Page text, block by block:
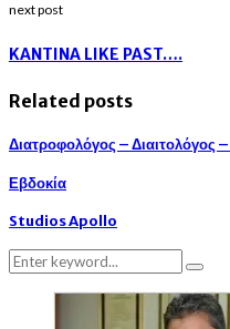
next post
KANTINA LIKE PAST….
Related posts
Διατροφολόγος – Διαιτολόγος
Εβδοκία
Studios Apollo
Search
for:
Search